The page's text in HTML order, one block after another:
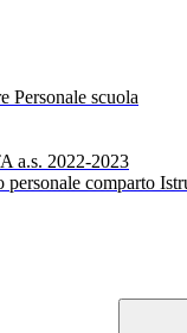
Personale scuola
a.s. 2022-2023
comparto